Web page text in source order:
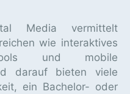
Media vermittelt
wie interaktives
Tools und mobile
darauf bieten viele
ein Bachelor- oder